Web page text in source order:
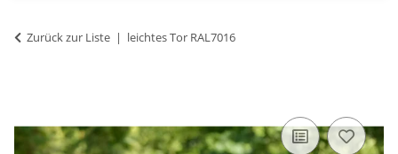
Zurück zur Liste leichtes Tor RAL7016